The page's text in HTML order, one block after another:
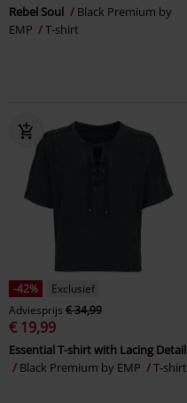
Rebel Soul
Black Premium by
EMP
T-shirt
-42%
Exclusief
Adviesprijs € 34,99
€ 19,99
Essential T-shirt with Lacing Detail
Black Premium by EMP
T-shirt